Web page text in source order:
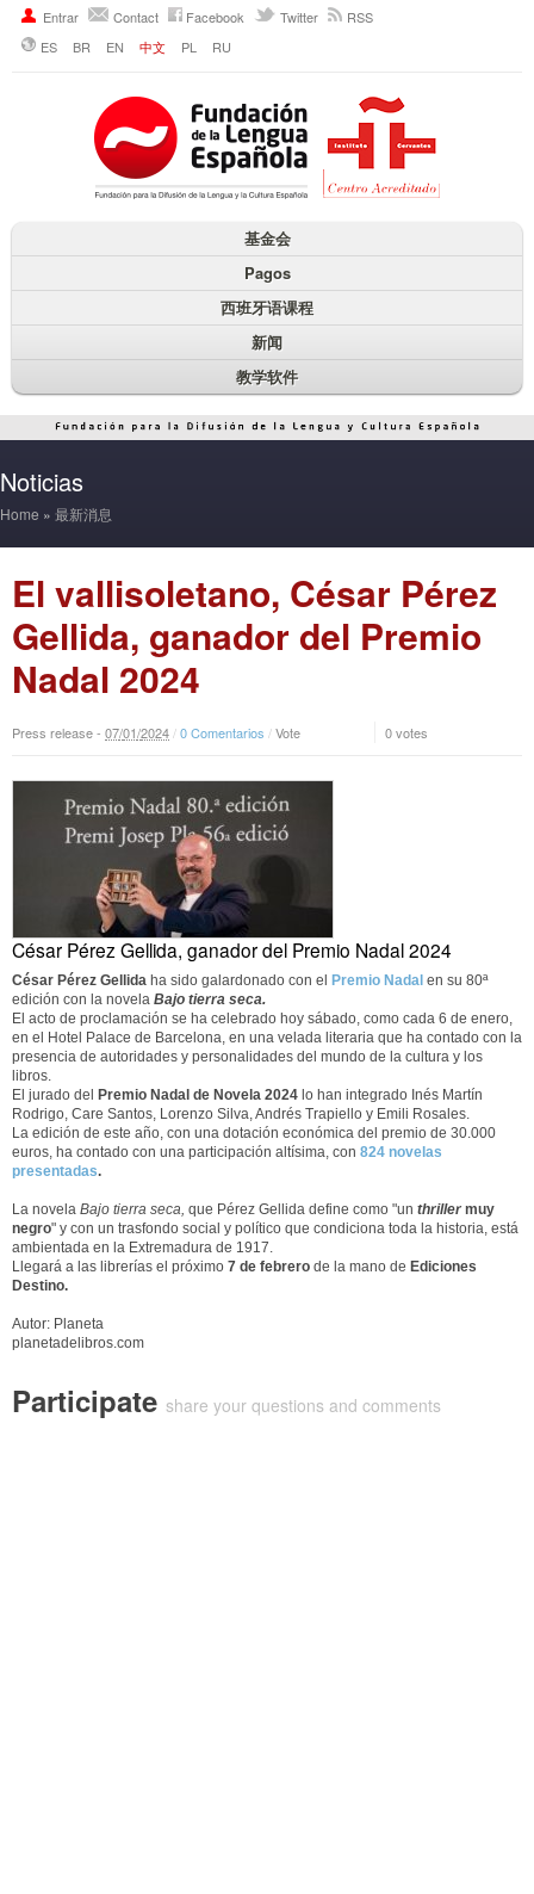
Entrar Contact Facebook Twitter
RSS
ES
BR EN 中文 PL RU
基金会
Pagos
西班牙语课程
新闻
教学软件
Noticias
Home » 最新消息
El vallisoletano, César Pérez
Gellida, ganador del Premio
Nadal 2024
Press release - 07/01/2024/0 Comentarios /Vote 0 votes
César Pérez Gellida, ganador del Premio Nadal 2024
César Pérez Gellida ha sido galardonado con el Premio Nadal en su 80ª
edición con la novela Bajo tierra seca.
El acto de proclamación se ha celebrado hoy sábado, como cada 6 de enero,
en el Hotel Palace de Barcelona, en una velada literaria que ha contado con la
presencia de autoridades y personalidades del mundo de la cultura y los
libros.
El jurado del
Premio Nadal de Novela 2024 lo han integrado Inés Martín
Rodrigo, Care Santos, Lorenzo Silva, Andrés Trapiello y Emili Rosales.
La edición de este año, con una dotación económica del premio de 30.000
euros, ha contado con una participación altísima, con 824 novelas
presentadas.
La novela Bajo tierra seca, que Pérez Gellida define como "un thriller muy
negro" y con un trasfondo social y político que condiciona toda la historia, está
ambientada en la Extremadura de 1917.
Llegará a las librerías el próximo 7 de febrero de la mano de Ediciones
Destino.
Autor: Planeta
planetadelibros.com
Participate share your questions and comments